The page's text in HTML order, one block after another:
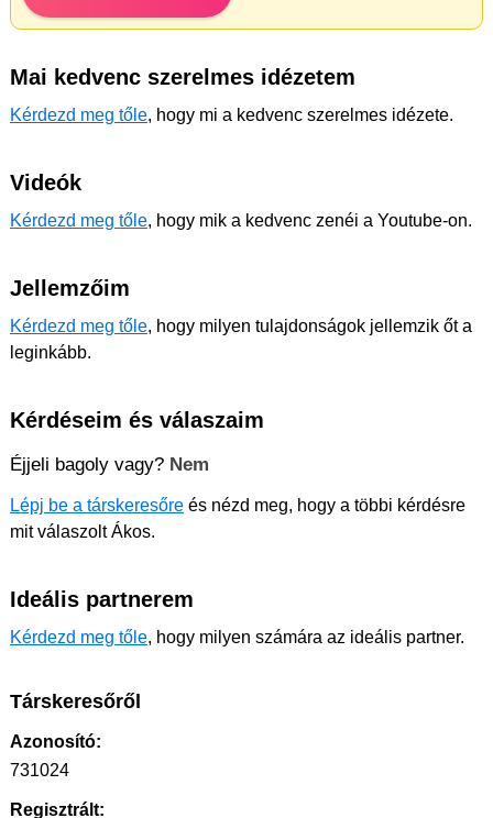
Mai kedvenc szerelmes idézetem
Kérdezd meg tőle, hogy mi a kedvenc szerelmes idézete.
Videók
Kérdezd meg tőle, hogy mik a kedvenc zenéi a Youtube-on.
Jellemzőim
Kérdezd meg tőle, hogy milyen tulajdonságok jellemzik őt a
leginkább.
Kérdéseim és válaszaim
Éjjeli bagoly vagy? Nem
Lépj be a társkeresőre és nézd meg, hogy a többi kérdésre
mit válaszolt Ákos.
Ideális partnerem
Kérdezd meg tőle, hogy milyen számára az ideális partner.
Társkeresőről
Azonosító:
731024
Regisztrált: